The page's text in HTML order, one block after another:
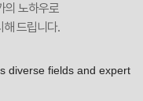
의 노하우로
해 드립니다.
diverse fields and expert